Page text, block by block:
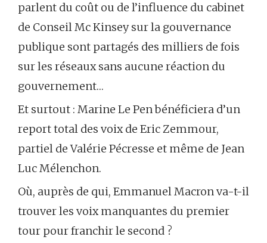
parlent du coût ou de l’influence du cabinet
de Conseil Mc Kinsey sur la gouvernance
publique sont partagés des milliers de fois
sur les réseaux sans aucune réaction du
gouvernement…
Et surtout : Marine Le Pen bénéficiera d’un
report total des voix de Eric Zemmour,
partiel de Valérie Pécresse et même de Jean
Luc Mélenchon.
Où, auprès de qui, Emmanuel Macron va-t-il
trouver les voix manquantes du premier
tour pour franchir le second ?